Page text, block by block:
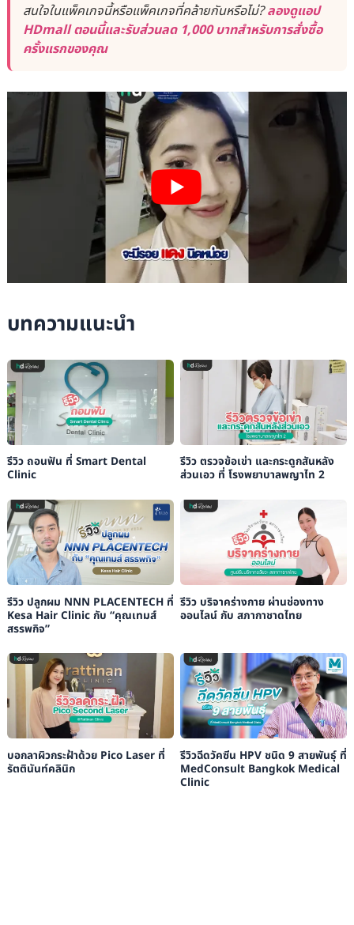
สนใจในแพ็คเกจนี้หรือแพ็คเกจที่คล้ายกันหรือไม่?ลองดูแอป
HDmall ตอนนี้และรับส่วนลด 1,000 บาทสำหรับการสั่งซื้อ
ครั้งแรกของคุณ
บทความแนะนำ
รีวิว ถอนฟัน ที่ Smart Dental
Clinic
รีวิว ตรวจข้อเข่า และกระดูกสันหลัง
ส่วนเอว ที่ โรงพยาบาลพญาไท 2
รีวิว ปลูกผม NNN PLACENTECH ที่
Kesa Hair Clinic กับ “คุณเทมส์
สรรพกิจ”
รีวิว บริจาคร่างกาย ผ่านช่องทาง
ออนไลน์ กับ สภากาชาดไทย
บอกลาผิวกระฝ้าด้วย Pico Laser ที่
รัตตินันท์คลินิก
รีวิวฉีดวัคซีน HPV ชนิด 9 สายพันธุ์ ที่
MedConsult Bangkok Medical
Clinic